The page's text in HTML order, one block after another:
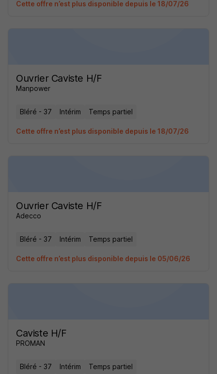
Cette offre n’est plus disponible depuis le 18/07/26
Ouvrier Caviste H/F
Manpower
Bléré - 37 Intérim Temps partiel
Cette offre n’est plus disponible depuis le 18/07/26
Ouvrier Caviste H/F
Adecco
Bléré - 37 Intérim Temps partiel
Cette offre n’est plus disponible depuis le 05/06/26
Caviste H/F
PROMAN
Bléré - 37 Intérim Temps partiel